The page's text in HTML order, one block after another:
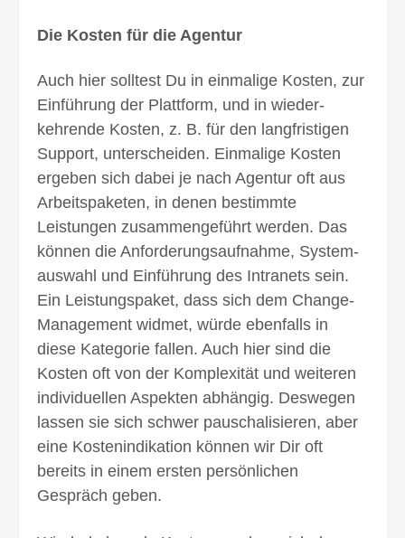
Die Kosten für die Agentur
Auch hier solltest Du in einmalige Kosten, zur
Einführung der Platt­form, und in wieder­
kehrende Kosten, z. B. für den lang­fristigen
Support, unterscheiden. Einmalige Kosten
ergeben sich dabei je nach Agentur oft aus
Arbeits­paketen, in denen bestimmte
Leistungen zusammen­geführt werden. Das
können die Anforderungs­aufnahme, System­
auswahl und Einführung des Intranets sein.
Ein Leistungs­paket, dass sich dem Change-
Management widmet, würde ebenfalls in
diese Kategorie fallen. Auch hier sind die
Kosten oft von der Komplexität und weiteren
individuellen Aspekten abhängig. Deswegen
lassen sie sich schwer pauschalisieren, aber
eine Kosten­indikation können wir Dir oft
bereits in einem ersten persönlichen
Gespräch geben.